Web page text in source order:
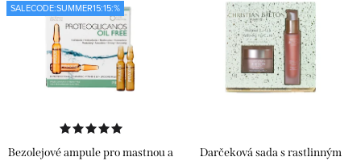
SALECODE:SUMMER15:15:%
Bezolejové ampule pro mastnou a
Darčeková sada s rastlinným